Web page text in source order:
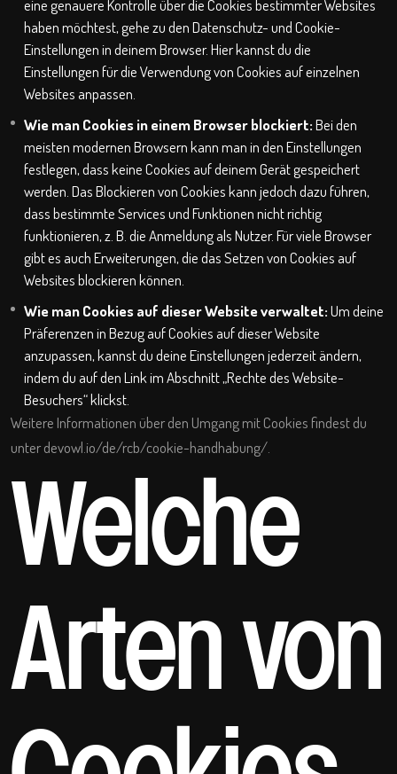
eine genauere Kontrolle über die Cookies bestimmter Websites
haben möchtest, gehe zu den Datenschutz- und Cookie-
Einstellungen in deinem Browser. Hier kannst du die
Einstellungen für die Verwendung von Cookies auf einzelnen
Websites anpassen.
Wie man Cookies in einem Browser blockiert:Bei den
meisten modernen Browsern kann man in den Einstellungen
festlegen, dass keine Cookies auf deinem Gerät gespeichert
werden. Das Blockieren von Cookies kann jedoch dazu führen,
dass bestimmte Services und Funktionen nicht richtig
funktionieren, z. B. die Anmeldung als Nutzer. Für viele Browser
gibt es auch Erweiterungen, die das Setzen von Cookies auf
Websites blockieren können.
Wie man Cookies auf dieser Website verwaltet:Um deine
Präferenzen in Bezug auf Cookies auf dieser Website
anzupassen, kannst du deine Einstellungen jederzeit ändern,
indem du auf den Link im Abschnitt „Rechte des Website-
Besuchers“ klickst.
Weitere Informationen über den Umgang mit Cookies findest du
unterdevowl.io/de/rcb/cookie-handhabung/
Welche
Arten von